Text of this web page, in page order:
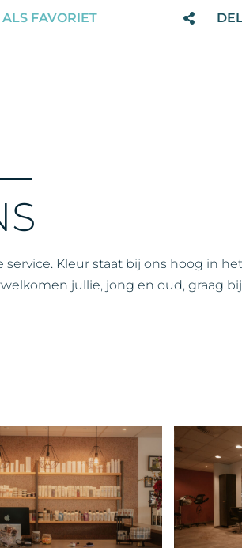
FAVORIET
Kleur staat bij ons hoog in
jullie, jong en oud, graag